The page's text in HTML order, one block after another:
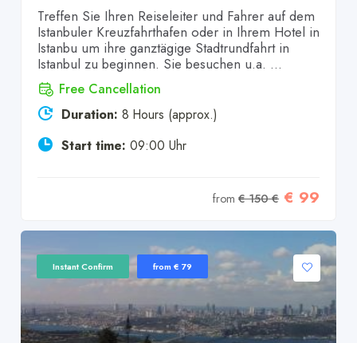
Treffen Sie Ihren Reiseleiter und Fahrer auf dem
Istanbuler Kreuzfahrthafen oder in Ihrem Hotel in
Istanbu um ihre ganztägige Stadtrundfahrt in
Istanbul zu beginnen. Sie besuchen u.a. ...
Free Cancellation
Duration: 8 Hours (approx.)
Start time: 09:00 Uhr
from€ 150 € € 99
Instant Confirm from € 79